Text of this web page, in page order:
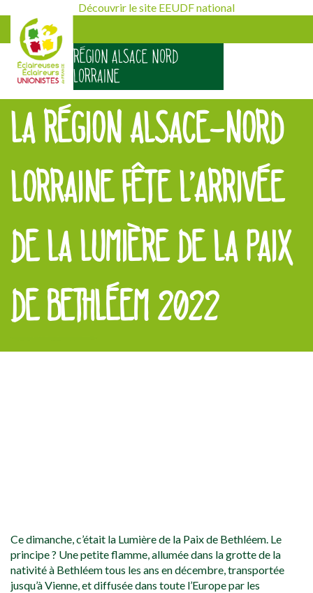
Découvrir le site EEUDF national
RÉGION ALSACE NORD
LORRAINE
LA RÉGION ALSACE-NORD
LORRAINE FÊTE L’ARRIVÉE
DE LA LUMIÈRE DE LA PAIX
DE BETHLÉEM 2022
Ce dimanche, c’était la Lumière de la Paix de Bethléem. Le
principe ? Une petite flamme, allumée dans la grotte de la
nativité à Bethléem tous les ans en décembre, transportée
jusqu’à Vienne, et diffusée dans toute l’Europe par les